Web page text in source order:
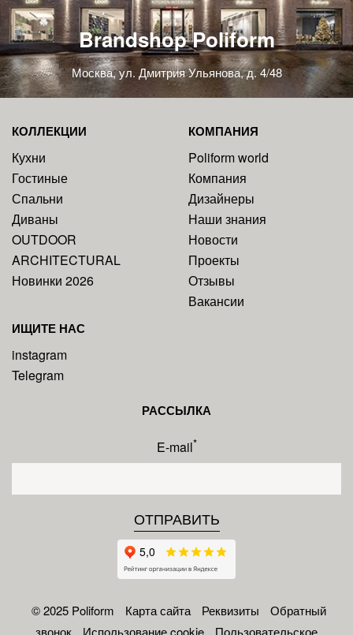
Brandshop Poliform
Москва, ул. Дмитрия Ульянова, д. 4/48
КОЛЛЕКЦИИ
Кухни
Гостиные
Спальни
Диваны
OUTDOOR
ARCHITECTURAL
Новинки 2026
КОМПАНИЯ
Poliform world
Компания
Дизайнеры
Наши знания
Новости
Проекты
Отзывы
Вакансии
ИЩИТЕ НАС
instagram
Telegram
РАССЫЛКА
E-mail*
© 2025 Poliform Карта сайта Реквизиты
Обратный
звонок
Использование cookie Пользовательское